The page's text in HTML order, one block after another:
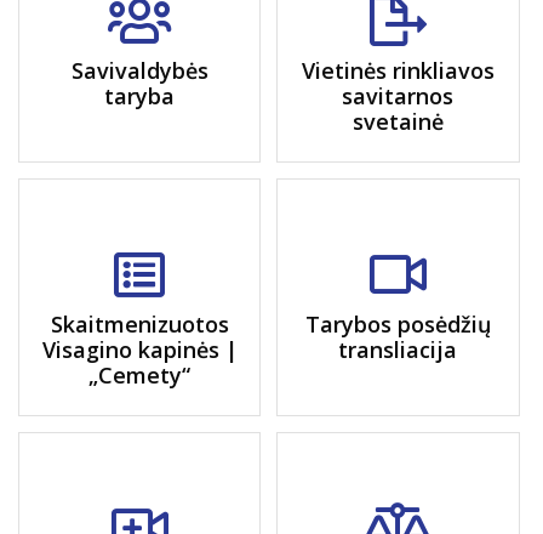
Savivaldybės
taryba
Vietinės rinkliavos
savitarnos
svetainė
Skaitmenizuotos
Visagino kapinės |
„Cemety“
Tarybos posėdžių
transliacija